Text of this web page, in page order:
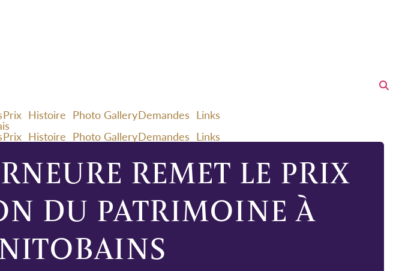
Prix Histoire Photo GalleryDemandes Links
Prix Histoire Photo GalleryDemandes Links
REMET LE PRIX
DU PATRIMOINE À